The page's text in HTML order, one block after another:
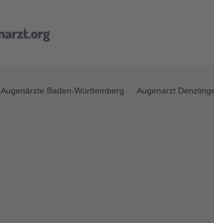
Augenärzte Baden-Württemberg Augenarzt